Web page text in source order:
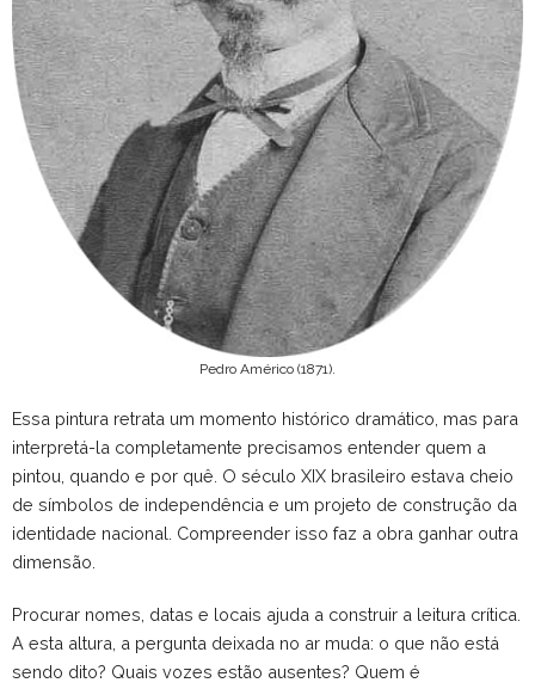
Pedro Américo (1871).
Essa pintura retrata um momento histórico dramático, mas para
interpretá-la completamente precisamos entender quem a
pintou, quando e por quê. O século XIX brasileiro estava cheio
de símbolos de independência e um projeto de construção da
identidade nacional. Compreender isso faz a obra ganhar outra
dimensão.
Procurar nomes, datas e locais ajuda a construir a leitura crítica.
A esta altura, a pergunta deixada no ar muda: o que não está
sendo dito? Quais vozes estão ausentes? Quem é